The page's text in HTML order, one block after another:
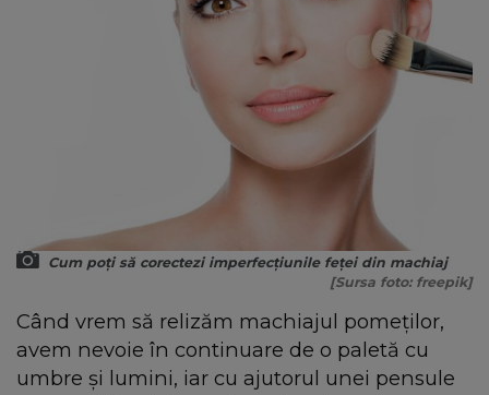
Cum poți să corectezi imperfecțiunile feței din machiaj
[Sursa foto: freepik]
Când vrem să relizăm machiajul pomeților,
avem nevoie în continuare de o paletă cu
umbre și lumini, iar cu ajutorul unei pensule